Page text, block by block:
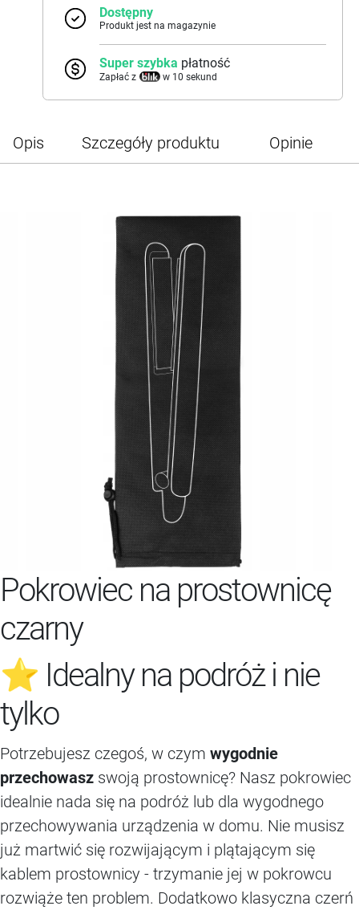
Dostępny
Produkt jest na magazynie
Super szybka płatność
Zapłać z w 10 sekund
Opis Szczegóły produktu Opinie
Pokrowiec na prostownicę
czarny
⭐ Idealny na podróż i nie
tylko
Potrzebujesz czegoś, w czym wygodnie
przechowasz swoją prostownicę? Nasz pokrowiec
idealnie nada się na podróż lub dla wygodnego
przechowywania urządzenia w domu. Nie musisz
już martwić się rozwijającym i plątającym się
kablem prostownicy - trzymanie jej w pokrowcu
rozwiąże ten problem. Dodatkowo klasyczna czerń